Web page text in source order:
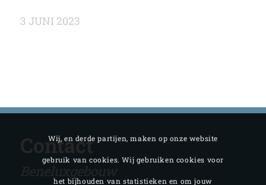
3 JUNI 2023
Contact
Beneluxgebouw
Wij, en derde partijen, maken op onze website
gebruik van cookies. Wij gebruiken cookies voor
het bijhouden van statistieken en om jouw